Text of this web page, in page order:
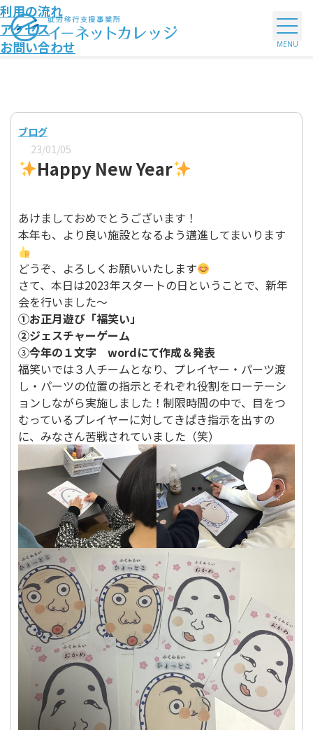
利用の流れ
アクセス
お問い合わせ
ブログ
23/01/05
Happy New Year
あけましておめでとうございます！
本年も、より良い施設となるよう邁進してまいります
どうぞ、よろしくお願いいたします
さて、本日は2023年スタートの日ということで、新年
会を行いました～
①お正月遊び「福笑い」
②ジェスチャーゲーム
③今年の１文字 wordにて作成＆発表
福笑いでは３人チームとなり、プレイヤー・パーツ渡
し・パーツの位置の指示とそれぞれ役割をローテーシ
ョンしながら実施しました！制限時間の中で、目をつ
むっているプレイヤーに対してきぱき指示を出すの
に、みなさん苦戦されていました（笑）